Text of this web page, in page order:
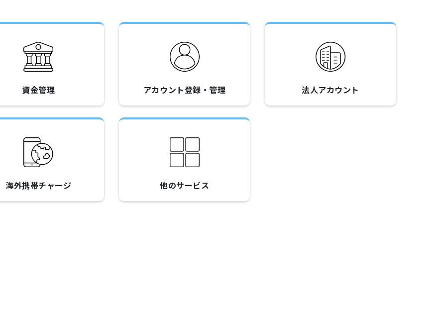
資金管理 アカウント登録・管理 法人アカウント
海外携帯チャージ 他のサービス